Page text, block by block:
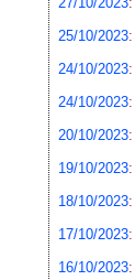
25/10/2023:
24/10/2023:
24/10/2023:
20/10/2023:
19/10/2023:
18/10/2023:
17/10/2023:
16/10/2023: